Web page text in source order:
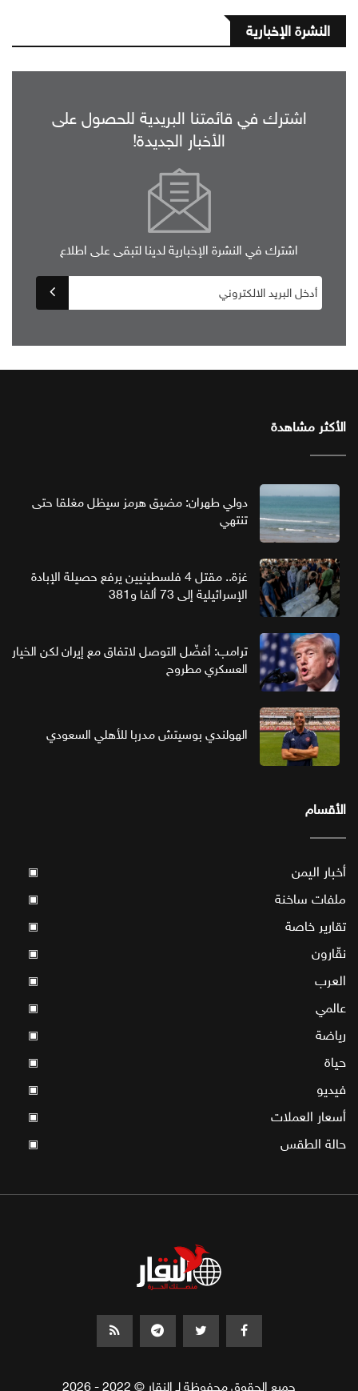
النشرة الإخبارية
اشترك في قائمتنا البريدية للحصول على
الأخبار الجديدة!
اشترك في النشرة الإخبارية لدينا لتبقى على اطلاع
الأكثر مشاهدة
دولي طهران: مضيق هرمز سيظل مغلقا حتى
تنتهي
غزة.. مقتل 4 فلسطينيين يرفع حصيلة الإبادة
الإسرائيلية إلى 73 ألفا و381
ترامب: أفضّل التوصل لاتفاق مع إيران لكن الخيار
العسكري مطروح
الهولندي بوسيتش مدربا للأهلي السعودي
الأقسام
أخبار اليمن ▣
ملفات ساخنة ▣
تقارير خاصة ▣
نقّارون ▣
العرب ▣
عالمي ▣
رياضة ▣
حياة ▣
فيديو ▣
أسعار العملات ▣
حالة الطقس ▣
جميع الحقوق محفوظة لـ النقار © 2022 - 2026